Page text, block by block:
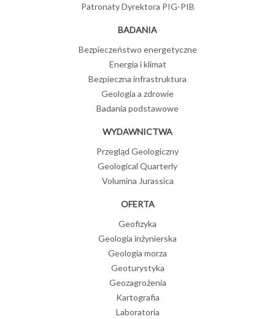
Patronaty Dyrektora PIG-PIB
BADANIA
Bezpieczeństwo energetyczne
Energia i klimat
Bezpieczna infrastruktura
Geologia a zdrowie
Badania podstawowe
WYDAWNICTWA
Przegląd Geologiczny
Geological Quarterly
Volumina Jurassica
OFERTA
Geofizyka
Geologia inżynierska
Geologia morza
Geoturystyka
Geozagrożenia
Kartografia
Laboratoria